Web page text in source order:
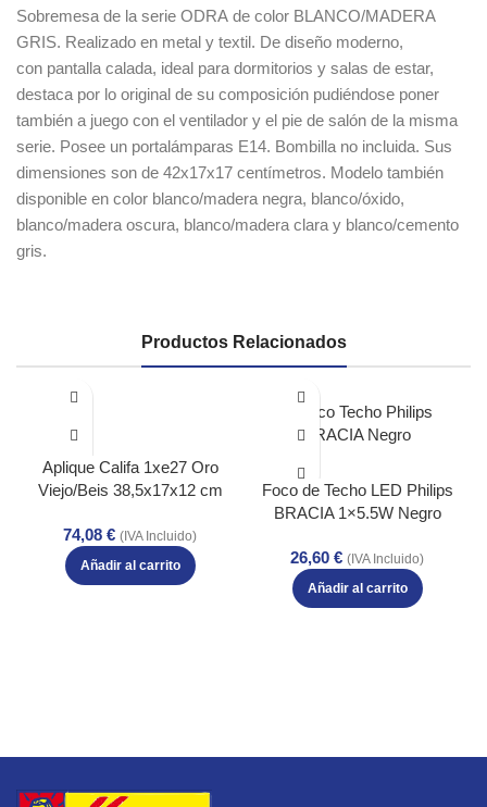
Sobremesa de la serie ODRA de color BLANCO/MADERA
GRIS. Realizado en metal y textil. De diseño moderno,
con pantalla calada, ideal para dormitorios y salas de estar,
destaca por lo original de su composición pudiéndose poner
también a juego con el ventilador y el pie de salón de la misma
serie. Posee un portalámparas E14. Bombilla no incluida. Sus
dimensiones son de 42x17x17 centímetros. Modelo también
disponible en color blanco/madera negra, blanco/óxido,
blanco/madera oscura, blanco/madera clara y blanco/cemento
gris.
Productos Relacionados
Aplique Califa 1xe27 Oro
Viejo/Beis 38,5x17x12 cm
74,08 € (IVA Incluido)
Añadir al carrito
Foco de Techo LED Philips
BRACIA 1×5.5W Negro
26,60 € (IVA Incluido)
Añadir al carrito